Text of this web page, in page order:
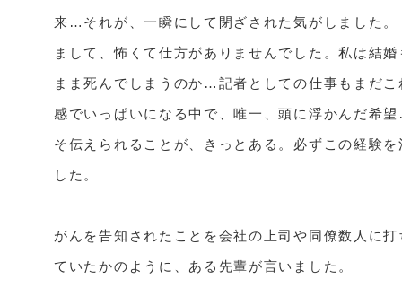
来…それが、一瞬にして閉ざされた気がしました
まして、怖くて仕方がありませんでした。私は結
まま死んでしまうのか…記者としての仕事もまだ
感でいっぱいになる中で、唯一、頭に浮かんだ希
そ伝えられることが、きっとある。必ずこの経験
した。
がんを告知されたことを会社の上司や同僚数人に